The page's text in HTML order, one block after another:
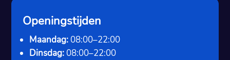
Openingstijden
Maandag: 08:00–22:00
Dinsdag: 08:00–22:00